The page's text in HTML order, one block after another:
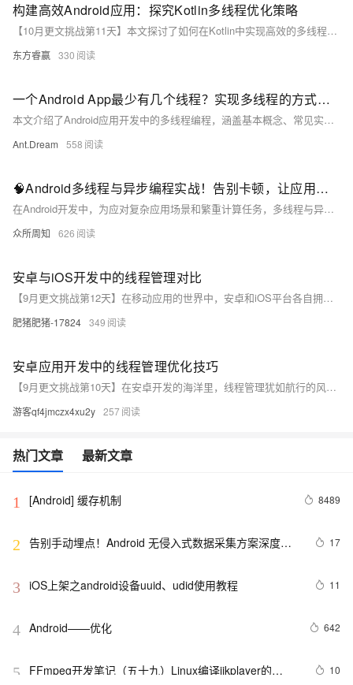
构建高效Android应用：探究Kotlin多线程优化策略
【10月更文挑战第11天】本文探讨了如何在Kotlin中实现高效的多线程方案，特别是在Android应用开发中。通过介绍Kotlin协程的基础知识、异步数据加载的实际案例，以及合理使用不同调度器的方法，帮助开发者提升应用性能和用户体验。
东方睿赢 330
一个Android App最少有几个线程？实现多线程的方式有哪些？
本文介绍了Android应用开发中的多线程编程，涵盖基本概念、常见实现方式及最佳实践。主要内容包括主线程与工作线程的作用、多线程的多种实现方法（如 `Thread`、`HandlerThread`、`Executors` 和 Kotlin 协程），以及如何避免内存泄漏和合理使用线程池。通过有效的多线程管理，可以显著提升应用性能和用户体验。
Ant.Dream 558
🧠Android多线程与异步编程实战！告别卡顿，让应用响应如丝般顺滑！🧵
在Android开发中，为应对复杂应用场景和繁重计算任务，多线程与异步编程成为保证UI流畅性的关键。本文将介绍Android中的多线程基础，包括Thread、Handler、Looper、AsyncTask及ExecutorService等，并通过示例代码展示其实用性。AsyncTask适用于简单后台操作，而ExecutorService则能更好地管理复杂并发任务。合理运用这些技术，可显著提升应用性能和用户体验，避免内存泄漏和线程安全问题，确保UI更新顺畅。
众所周知 626
安卓与iOS开发中的线程管理对比
【9月更文挑战第12天】在移动应用的世界中，安卓和iOS平台各自拥有庞大的用户群体。开发者们在这两个平台上构建应用时，线程管理是他们必须面对的关键挑战之一。本文将深入探讨两大平台在线程管理方面的异同，通过直观的代码示例，揭示它们各自的设计理念和实现方式，帮助读者更好地理解如何在安卓与iOS开发中高效地处理多线程任务。
肥猪肥猪-17824 349
安卓应用开发中的线程管理优化技巧
【9月更文挑战第10天】在安卓开发的海洋里，线程管理犹如航行的风帆，掌握好它，能让应用乘风破浪，反之则可能遭遇性能的暗礁。本文将通过浅显易懂的语言和生动的比喻，带你探索如何优雅地处理安卓中的线程问题，从基础的线程创建到高级的线程池运用，让你的应用运行更加流畅。
游客qf4jmczx4xu2y 257
热门文章 最新文章
1 [Android] 缓存机制 8489
2 告别手动埋点！Android 无侵入式数据采集方案深度解
17
3 iOS上架之android设备uuid、udid使用教程 11
4 Android——优化 642
5
FFmpeg开发笔记（五十九）Linux编译ijkplayer的
10